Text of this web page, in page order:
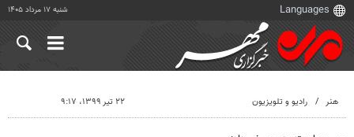
شنبه ۱۷ مرداد ۱۴۰۵
هنر رادیو و تلویزیون ۲۲ تیر ۱۳۹۹، ۹:۱۷